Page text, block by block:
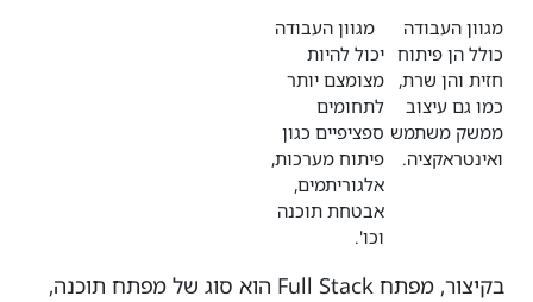
מגוון העבודה
כולל הן פיתוח
חזית והן שרת,
כמו גם עיצוב
ממשק משתמש
ואינטראקציה.
מגוון העבודה
יכול להיות
מצומצם יותר
לתחומים
ספציפיים כגון
פיתוח מערכות,
אלגוריתמים,
אבטחת תוכנה
וכו'.
בקיצור, מפתח Full Stack הוא סוג של מפתח תוכנה,